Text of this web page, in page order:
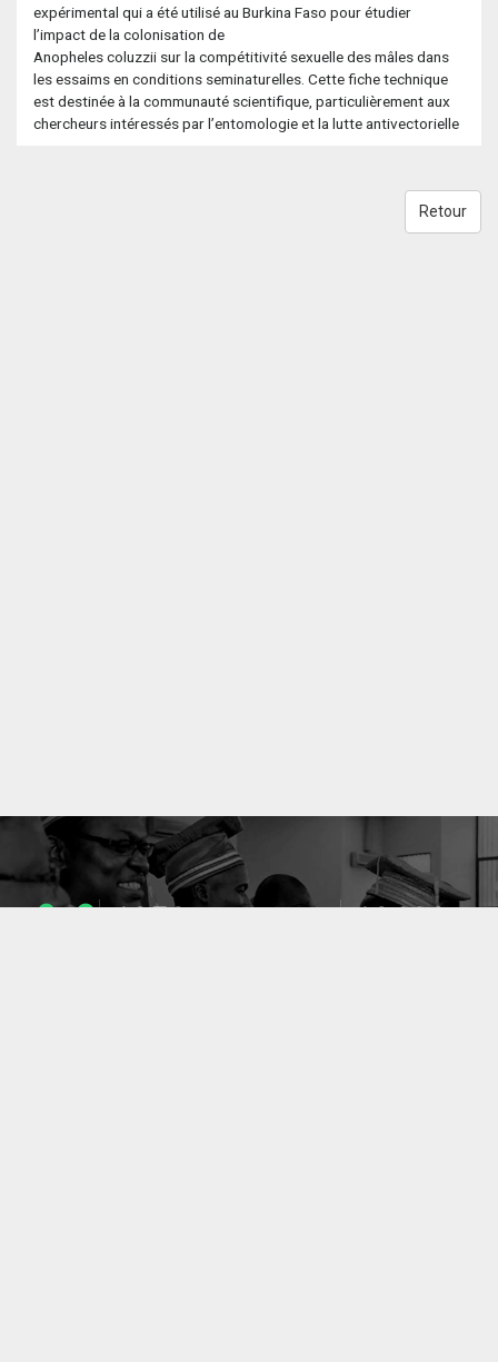
expérimental qui a été utilisé au Burkina Faso pour étudier
l’impact de la colonisation de
Anopheles coluzzii sur la compétitivité sexuelle des mâles dans
les essaims en conditions seminaturelles. Cette fiche technique
est destinée à la communauté scientifique, particulièrement aux
chercheurs intéressés par l’entomologie et la lutte antivectorielle
Retour
1053 10633